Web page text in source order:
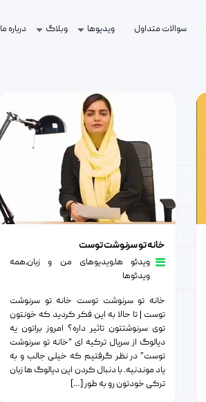
سوالات متداول ویدیوها وبلاگ درباره ما
خانه تو سرنوشت توست
ویدئو ها٫ویدیوهای من و زبان٫همه
ویدئوها
خانه تو سرنوشت توست خانه تو سرنوشت
توست | تا حالا به این فکر کردید که خونتون
توی سرنوشتتون تاثیر داره؟ امروز براتون یه
دیالوگ از سریال ترکیه ای “خانه تو سرنوشت
توست” در نظر گرفتیم که خیلی جالب و به
یاد موندنیه. با دنبال کردن این دیالوگ ها زبان
ترکی خودتون رو به طور […]